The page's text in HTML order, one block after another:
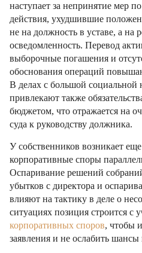
наступает за непринятие мер
действия, ухудшившие
не на должность в уставе, а на
осведомленность. Перевод
выборочные погашения и
обоснования операций
В делах с большой социальной
привлекают также
бюджетом, что отражается на
суда к руководству должника.
У собственников возникает
корпоративные споры
Оспаривание решений
убытков с директора и
влияют на тактику в деле о
ситуациях позиция строится с
корпоративных споров, чтобы
заявления и не ослабить шансы